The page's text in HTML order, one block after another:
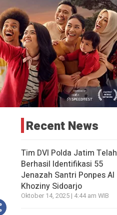
Recent News
Tim DVI Polda Jatim Telah
Berhasil Identifikasi 55
Jenazah Santri Ponpes Al
Khoziny Sidoarjo
Oktober 14, 2025 | 4:44 am WIB